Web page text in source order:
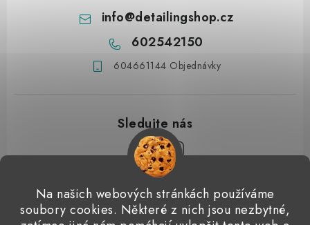
Na našich webových stránkách používáme
soubory cookies. Některé z nich jsou nezbytné,
info@detailingshop.cz
602542150
604661144 Objednávky
Přijímáme online platby